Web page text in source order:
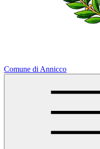
Comune di Annicco